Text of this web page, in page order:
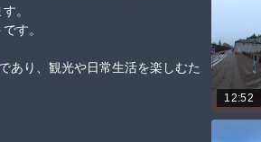
。
す。
あり、観光や日常生活を楽しむた
12:52